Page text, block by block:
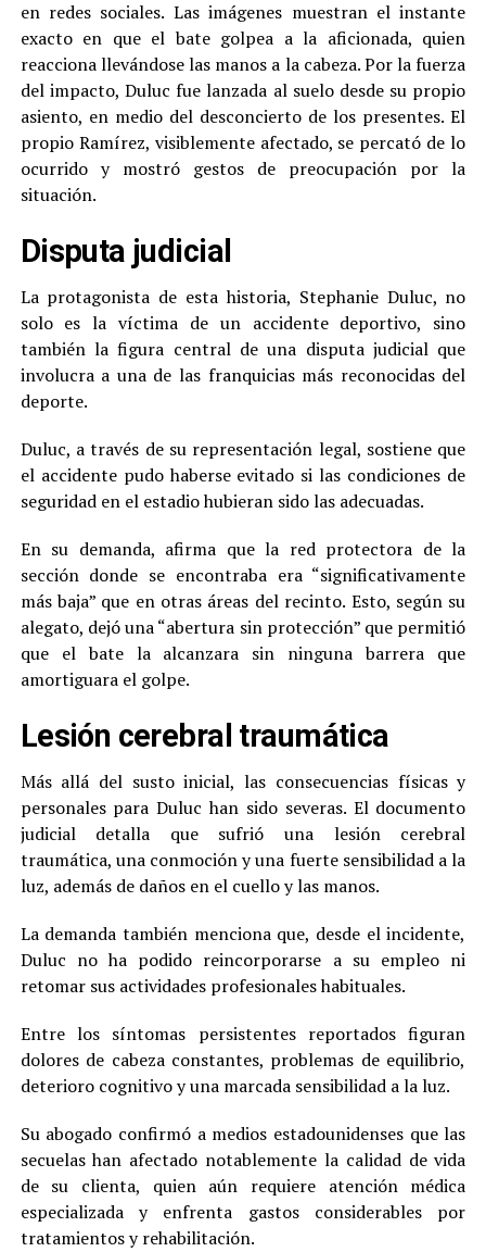
en redes sociales. Las imágenes muestran el instante
exacto en que el bate golpea a la aficionada, quien
reacciona llevándose las manos a la cabeza. Por la fuerza
del impacto, Duluc fue lanzada al suelo desde su propio
asiento, en medio del desconcierto de los presentes. El
propio Ramírez, visiblemente afectado, se percató de lo
ocurrido y mostró gestos de preocupación por la
situación.
Disputa judicial
La protagonista de esta historia, Stephanie Duluc, no
solo es la víctima de un accidente deportivo, sino
también la figura central de una disputa judicial que
involucra a una de las franquicias más reconocidas del
deporte.
Duluc, a través de su representación legal, sostiene que
el accidente pudo haberse evitado si las condiciones de
seguridad en el estadio hubieran sido las adecuadas.
En su demanda, afirma que la red protectora de la
sección donde se encontraba era “significativamente
más baja” que en otras áreas del recinto. Esto, según su
alegato, dejó una “abertura sin protección” que permitió
que el bate la alcanzara sin ninguna barrera que
amortiguara el golpe.
Lesión cerebral traumática
Más allá del susto inicial, las consecuencias físicas y
personales para Duluc han sido severas. El documento
judicial detalla que sufrió una lesión cerebral
traumática, una conmoción y una fuerte sensibilidad a la
luz, además de daños en el cuello y las manos.
La demanda también menciona que, desde el incidente,
Duluc no ha podido reincorporarse a su empleo ni
retomar sus actividades profesionales habituales.
Entre los síntomas persistentes reportados figuran
dolores de cabeza constantes, problemas de equilibrio,
deterioro cognitivo y una marcada sensibilidad a la luz.
Su abogado confirmó a medios estadounidenses que las
secuelas han afectado notablemente la calidad de vida
de su clienta, quien aún requiere atención médica
especializada y enfrenta gastos considerables por
tratamientos y rehabilitación.